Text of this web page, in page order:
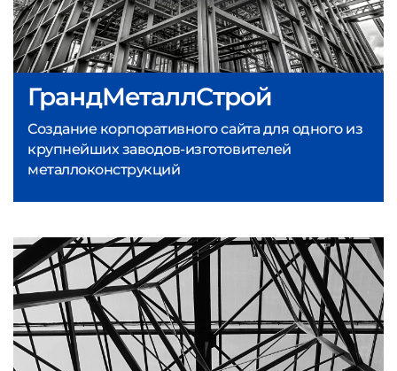
ГрандМеталлСтрой
Создание корпоративного сайта для одного из
крупнейших заводов-изготовителей
металлоконструкций